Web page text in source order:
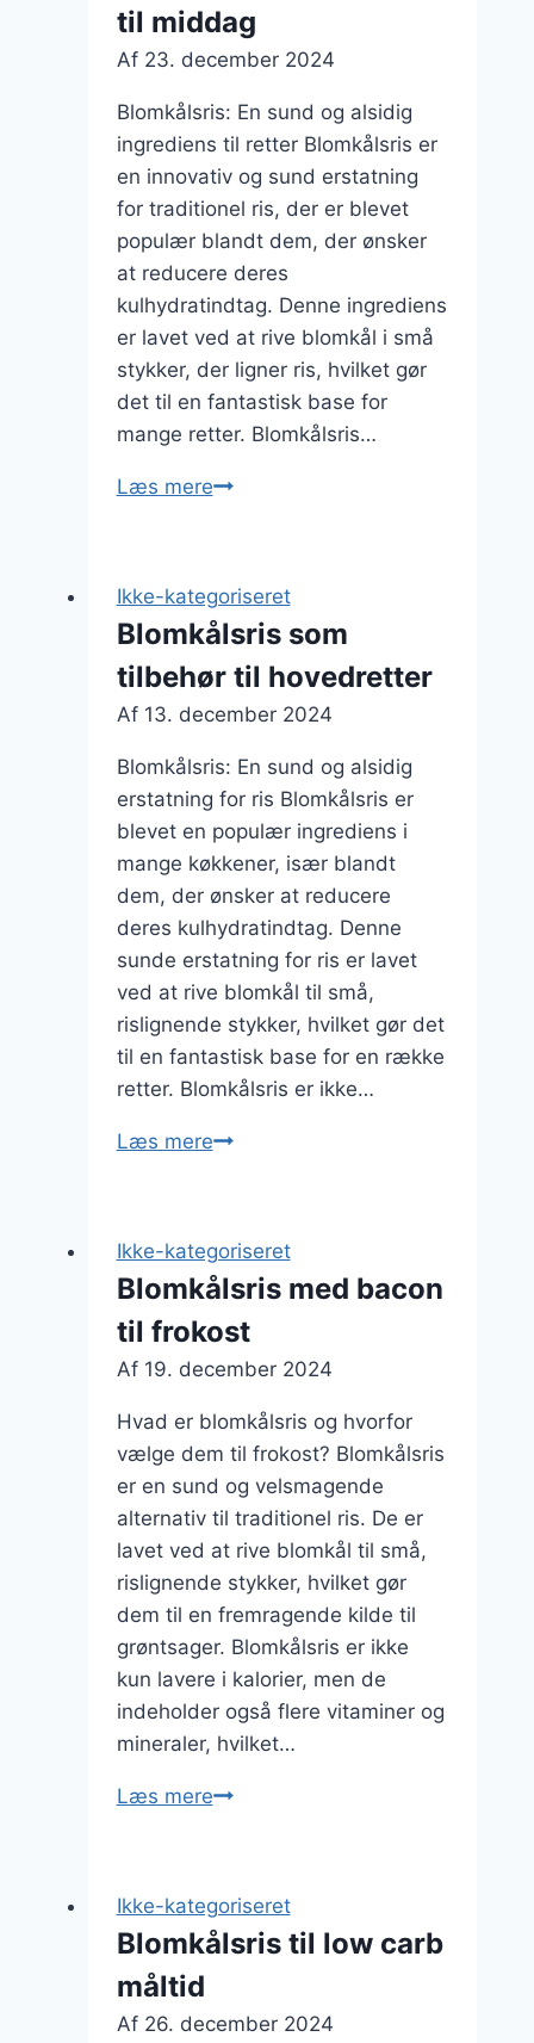
til middag
Af 23. december 2024
Blomkålsris: En sund og alsidig
ingrediens til retter Blomkålsris er
en innovativ og sund erstatning
for traditionel ris, der er blevet
populær blandt dem, der ønsker
at reducere deres
kulhydratindtag. Denne ingrediens
er lavet ved at rive blomkål i små
stykker, der ligner ris, hvilket gør
det til en fantastisk base for
mange retter. Blomkålsris…
Læs mereBlomkålsris
farverig
ret
til
middag
Ikke-kategoriseret
Blomkålsris som
tilbehør til hovedretter
Af 13. december 2024
Blomkålsris: En sund og alsidig
erstatning for ris Blomkålsris er
blevet en populær ingrediens i
mange køkkener, især blandt
dem, der ønsker at reducere
deres kulhydratindtag. Denne
sunde erstatning for ris er lavet
ved at rive blomkål til små,
rislignende stykker, hvilket gør det
til en fantastisk base for en række
retter. Blomkålsris er ikke…
Læs mereBlomkålsris
hovedretter
Ikke-kategoriseret
Blomkålsris med bacon
til frokost
Af 19. december 2024
Hvad er blomkålsris og hvorfor
vælge dem til frokost? Blomkålsris
er en sund og velsmagende
alternativ til traditionel ris. De er
lavet ved at rive blomkål til små,
rislignende stykker, hvilket gør
dem til en fremragende kilde til
grøntsager. Blomkålsris er ikke
kun lavere i kalorier, men de
indeholder også flere vitaminer og
mineraler, hvilket…
Læs mereBlomkålsris
frokost
Ikke-kategoriseret
Blomkålsris til low carb
måltid
Af 26. december 2024